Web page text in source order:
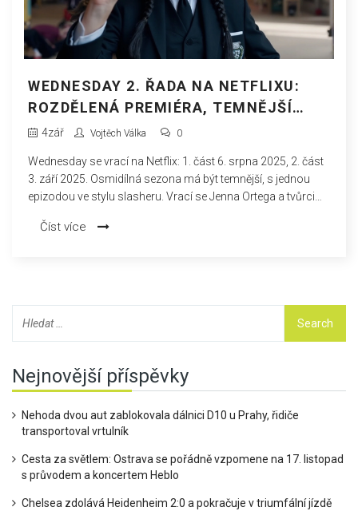
WEDNESDAY 2. ŘADA NA NETFLIXU:
ROZDĚLENÁ PREMIÉRA, TEMNĚJŠÍ
TÓN A VELKÉ POSILY V ČELE S LADY
4zář Vojtěch Válka 0
Wednesday se vrací na Netflix: 1. část 6. srpna 2025, 2. část
3. září 2025. Osmidílná sezona má být temnější, s jednou
epizodou ve stylu slasheru. Vrací se Jenna Ortega a tvůrci
Nově dorazí Lady Gaga, Steve Buscemi a Joanna Lumley.
Číst více
Nejnovější příspěvky
Nehoda dvou aut zablokovala dálnici D10 u Prahy, řidiče
transportoval vrtulník
Cesta za světlem: Ostrava se pořádně vzpomene na 17. listopad
s průvodem a koncertem Heblo
Chelsea zdolává Heidenheim 2:0 a pokračuje v triumfální jízdě